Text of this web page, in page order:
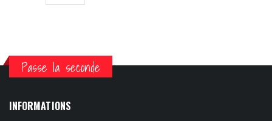
Passe la seconde
INFORMATIONS